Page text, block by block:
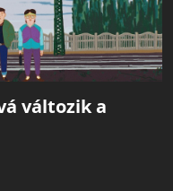
változik a